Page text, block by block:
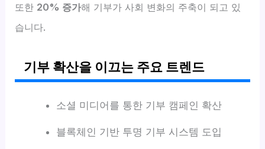
또한 20% 증가해 기부가 사회 변화의 주축이 되고 있
습니다.
기부 확산을 이끄는 주요 트렌드
소셜 미디어를 통한 기부 캠페인 확산
블록체인 기반 투명 기부 시스템 도입